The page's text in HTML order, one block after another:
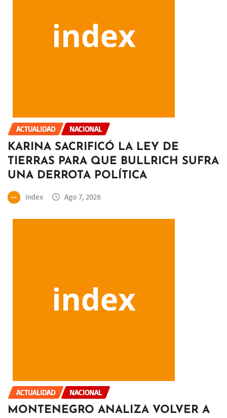
ACTUALIDAD NACIONAL
KARINA SACRIFICÓ LA LEY DE
TIERRAS PARA QUE BULLRICH SUFRA
UNA DERROTA POLÍTICA
index Ago 7, 2026
ACTUALIDAD NACIONAL
MONTENEGRO ANALIZA VOLVER A